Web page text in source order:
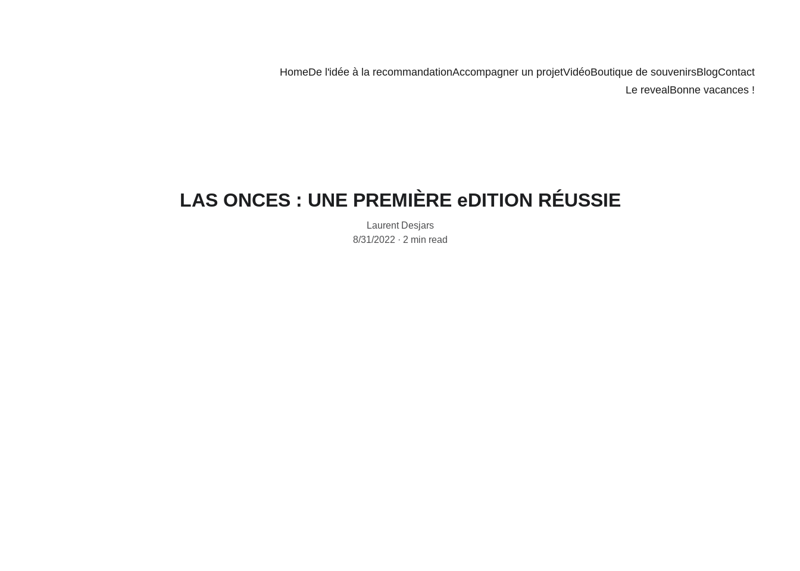
HomeDe l'idée à la recommandationAccompagner un projetVidéoBoutique de souvenirsBlogContact
Le revealBonne vacances !
LAS ONCES : UNE PREMIÈRE eDITION RÉUSSIE
Laurent Desjars
8/31/2022
2 min read